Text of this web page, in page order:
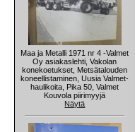
Maa ja Metalli 1971 nr 4 -Valmet
Oy asiakaslehti, Vakolan
konekoetukset, Metsätalouden
koneellistaminen, Uusia Valmet-
haulikoita, Pika 50, Valmet
Kouvola piirimyyjä
Näytä